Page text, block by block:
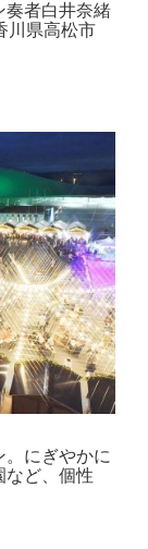
奏者白井奈緒
川県高松市
にぎやかに
など、個性